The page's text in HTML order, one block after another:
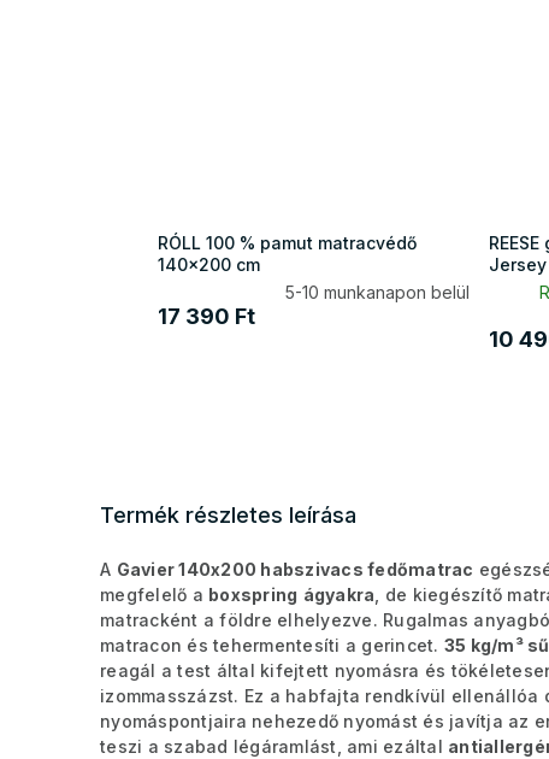
RÓLL 100 % pamut matracvédő
140x200 cm
5-10 munkanapon belül
17 390 Ft
Jersey
10
Termék részletes leírása
A Gavier 140x200 habszivacs fedőmatrac
megfelelő a boxspring ágyakra , de kiegészítő
matracként a földre elhelyezve. Rugalmas
matracon és tehermentesíti a gerincet. 35 kg/m³
reagál a test által kifejtett nyomásra és
izommasszázst. Ez a habfajta rendkívül ellenállóa
nyomáspontjaira nehezedő nyomást és javítja az
teszi a szabad légáramlást, ami ezáltal